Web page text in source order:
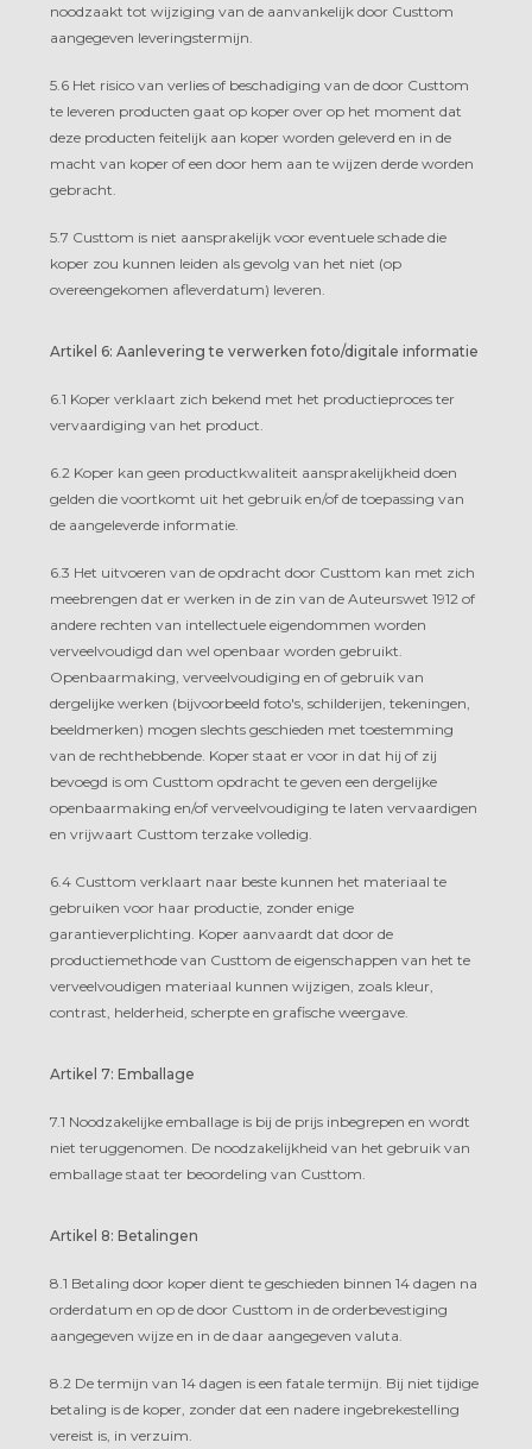
noodzaakt tot wijziging van de aanvankelijk door Custtom
aangegeven leveringstermijn.
5.6 Het risico van verlies of beschadiging van de door Custtom
te leveren producten gaat op koper over op het moment dat
deze producten feitelijk aan koper worden geleverd en in de
macht van koper of een door hem aan te wijzen derde worden
gebracht.
5.7 Custtom is niet aansprakelijk voor eventuele schade die
koper zou kunnen leiden als gevolg van het niet (op
overeengekomen afleverdatum) leveren.
Artikel 6: Aanlevering te verwerken foto/digitale informatie
6.1 Koper verklaart zich bekend met het productieproces ter
vervaardiging van het product.
6.2 Koper kan geen productkwaliteit aansprakelijkheid doen
gelden die voortkomt uit het gebruik en/of de toepassing van
de aangeleverde informatie.
6.3 Het uitvoeren van de opdracht door Custtom kan met zich
meebrengen dat er werken in de zin van de Auteurswet 1912 of
andere rechten van intellectuele eigendommen worden
verveelvoudigd dan wel openbaar worden gebruikt.
Openbaarmaking, verveelvoudiging en of gebruik van
dergelijke werken (bijvoorbeeld foto's, schilderijen, tekeningen,
beeldmerken) mogen slechts geschieden met toestemming
van de rechthebbende. Koper staat er voor in dat hij of zij
bevoegd is om Custtom opdracht te geven een dergelijke
openbaarmaking en/of verveelvoudiging te laten vervaardigen
en vrijwaart Custtom terzake volledig.
6.4 Custtom verklaart naar beste kunnen het materiaal te
gebruiken voor haar productie, zonder enige
garantieverplichting. Koper aanvaardt dat door de
productiemethode van Custtom de eigenschappen van het te
verveelvoudigen materiaal kunnen wijzigen, zoals kleur,
contrast, helderheid, scherpte en grafische weergave.
Artikel 7: Emballage
7.1 Noodzakelijke emballage is bij de prijs inbegrepen en wordt
niet teruggenomen. De noodzakelijkheid van het gebruik van
emballage staat ter beoordeling van Custtom.
Artikel 8: Betalingen
8.1 Betaling door koper dient te geschieden binnen 14 dagen na
orderdatum en op de door Custtom in de orderbevestiging
aangegeven wijze en in de daar aangegeven valuta.
8.2 De termijn van 14 dagen is een fatale termijn. Bij niet tijdige
betaling is de koper, zonder dat een nadere ingebrekestelling
vereist is, in verzuim.